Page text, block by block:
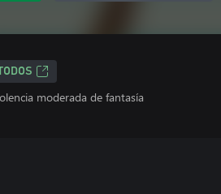
moderada de fantasía